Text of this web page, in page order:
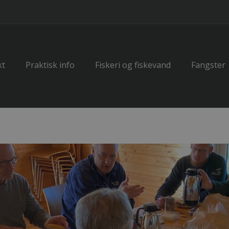
Praktisk info Fiskeri og fiskevand Fangster